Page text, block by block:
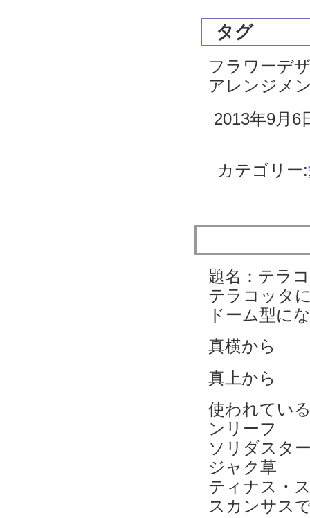
タグ
フラワーデ
アレンジメ
2013年9月6
カテゴリー:
題名：テラ
テラコッタ
ドーム型に
真横から
真上から
使われてい
ンリーフ
ソリダスタ
ジャク草
ティナス・
スカンサス